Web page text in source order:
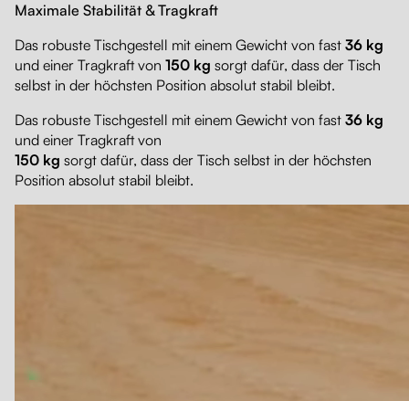
Maximale Stabilität & Tragkraft
Das robuste Tischgestell mit einem Gewicht von fast 36 kg
und einer Tragkraft von 150 kg sorgt dafür, dass der Tisch
selbst in der höchsten Position absolut stabil bleibt.
Das robuste Tischgestell mit einem Gewicht von fast 36 kg
und einer Tragkraft von
150 kg sorgt dafür, dass der Tisch selbst in der höchsten
Position absolut stabil bleibt.